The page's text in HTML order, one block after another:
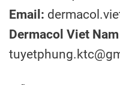
Email:
Dermacol Viet